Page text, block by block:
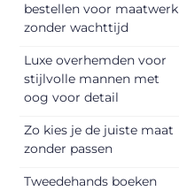
bestellen voor maatwerk
zonder wachttijd
Luxe overhemden voor
stijlvolle mannen met
oog voor detail
Zo kies je de juiste maat
zonder passen
Tweedehands boeken